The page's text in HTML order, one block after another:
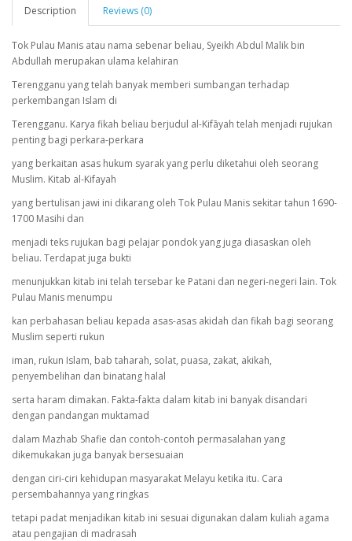
Description Reviews (0)
Tok Pulau Manis atau nama sebenar beliau, Syeikh Abdul Malik bin
Abdullah merupakan ulama kelahiran
Terengganu yang telah banyak memberi sumbangan terhadap
perkembangan Islam di
Terengganu. Karya fikah beliau berjudul al-Kifāyah telah menjadi rujukan
penting bagi perkara-perkara
yang berkaitan asas hukum syarak yang perlu diketahui oleh seorang
Muslim. Kitab al-Kifayah
yang bertulisan jawi ini dikarang oleh Tok Pulau Manis sekitar tahun 1690-
1700 Masihi dan
menjadi teks rujukan bagi pelajar pondok yang juga diasaskan oleh
beliau. Terdapat juga bukti
menunjukkan kitab ini telah tersebar ke Patani dan negeri-negeri lain. Tok
Pulau Manis menumpu
kan perbahasan beliau kepada asas-asas akidah dan fikah bagi seorang
Muslim seperti rukun
iman, rukun Islam, bab taharah, solat, puasa, zakat, akikah,
penyembelihan dan binatang halal
serta haram dimakan. Fakta-fakta dalam kitab ini banyak disandari
dengan pandangan muktamad
dalam Mazhab Shafie dan contoh-contoh permasalahan yang
dikemukakan juga banyak bersesuaian
dengan ciri-ciri kehidupan masyarakat Melayu ketika itu. Cara
persembahannya yang ringkas
tetapi padat menjadikan kitab ini sesuai digunakan dalam kuliah agama
atau pengajian di madrasah